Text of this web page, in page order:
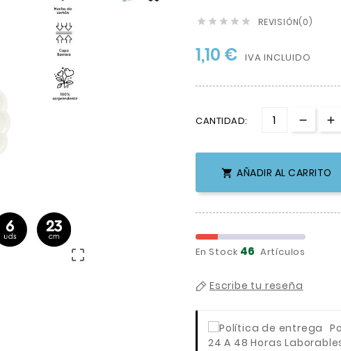

     REVISIÓN(0)
1,10 € IVA INCLUIDO
CANTIDAD:
 AÑADIR AL CARRITO
En Stock 46 Artículos
Escribe tu reseña
24 A 48 Horas